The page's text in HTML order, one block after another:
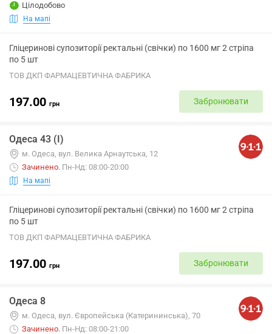
Цілодобово
На мапі
Гліцеринові супозиторії ректальні (свічки) по 1600 мг 2 стріпа
по 5 шт
ТОВ ДКП ФАРМАЦЕВТИЧНА ФАБРИКА
197.00 грн Забронювати
Одеса 43 (І)
м. Одеса, вул. Велика Арнаутська, 12
Зачинено. Пн-Нд: 08:00-20:00
На мапі
Гліцеринові супозиторії ректальні (свічки) по 1600 мг 2 стріпа
по 5 шт
ТОВ ДКП ФАРМАЦЕВТИЧНА ФАБРИКА
197.00 грн Забронювати
Одеса 8
м. Одеса, вул. Європейська (Катерининська), 70
Зачинено. Пн-Нд: 08:00-21:00